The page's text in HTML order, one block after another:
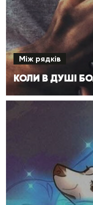
Між рядків
КОЛИ В ДУШІ